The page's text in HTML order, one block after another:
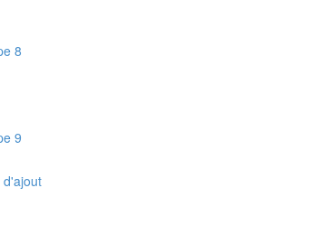
8
9
d'ajout